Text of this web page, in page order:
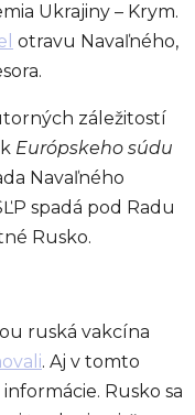
Ukrajiny – Krym.
otravu Navaľného,
záležitostí
Európskeho súdu
Navaľného
spadá pod Radu
Rusko.
ruská vakcína
. Aj v tomto
Rusko sa